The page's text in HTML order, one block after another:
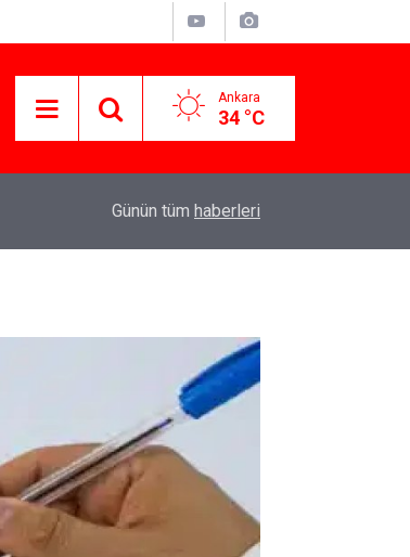
Ankara
34 °C
Yusuf Tekin açıkladı: YKS değişecek mi?
Günün tüm haberleri